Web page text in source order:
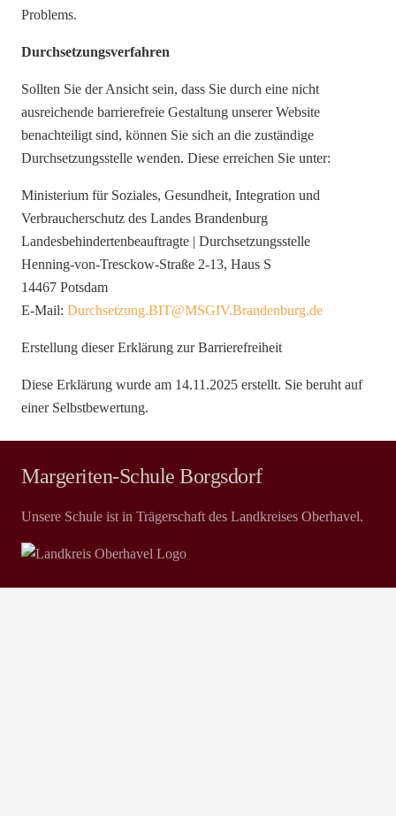
Problems.
Durchsetzungsverfahren
Sollten Sie der Ansicht sein, dass Sie durch eine nicht
ausreichende barrierefreie Gestaltung unserer Website
benachteiligt sind, können Sie sich an die zuständige
Durchsetzungsstelle wenden. Diese erreichen Sie unter:
Ministerium für Soziales, Gesundheit, Integration und
Verbraucherschutz des Landes Brandenburg
Landesbehindertenbeauftragte | Durchsetzungsstelle
Henning-von-Tresckow-Straße 2-13, Haus S
14467 Potsdam
E-Mail: Durchsetzung.BIT@MSGIV.Brandenburg.de
Erstellung dieser Erklärung zur Barrierefreiheit
Diese Erklärung wurde am 14.11.2025 erstellt. Sie beruht auf
einer Selbstbewertung.
Margeriten-Schule Borgsdorf
Unsere Schule ist in Trägerschaft des Landkreises Oberhavel.